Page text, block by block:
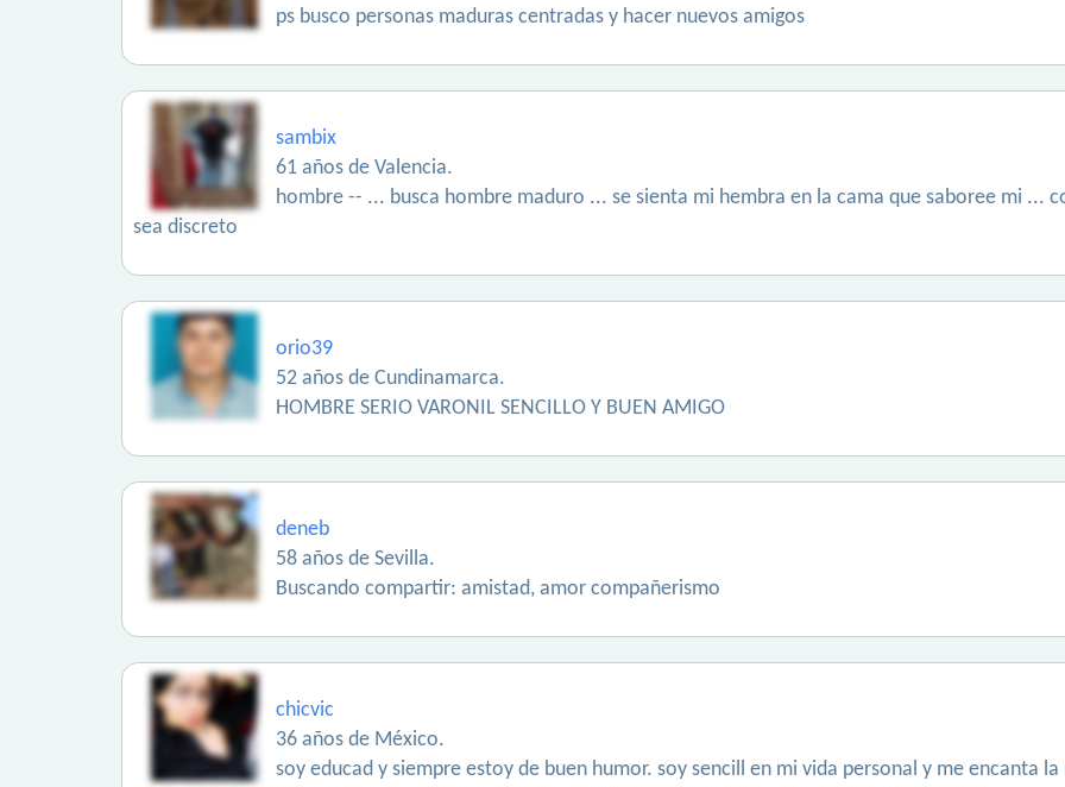
ps busco personas maduras centradas y hacer nuevos amigos
sambix
61 años de Valencia.
hombre -- ... busca hombre maduro ... se sienta mi hembra en la cama que saboree mi ...
sea discreto
orio39
52 años de Cundinamarca.
HOMBRE SERIO VARONIL SENCILLO Y BUEN AMIGO
deneb
58 años de Sevilla.
Buscando compartir: amistad, amor compañerismo
chicvic
36 años de México.
soy educad y siempre estoy de buen humor. soy sencill en mi vida personal y me encanta